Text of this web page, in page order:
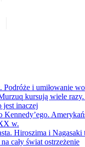
Podróże i umiłowanie
kursują wiele
jest inaczej
Kennedy’ego.
w.
Hiroszima i Nagasaki
cały świat ostrzeżenie